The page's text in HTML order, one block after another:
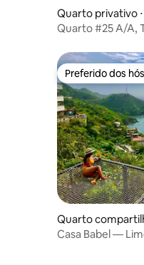
Quarto privativo
Quarto #25 A/A,
Preferido dos
Preferido dos
Quarto
rta
Casa Babel —